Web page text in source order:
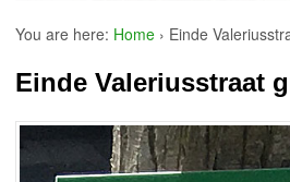
You are here: Home › Einde
Einde Valeriusstraat